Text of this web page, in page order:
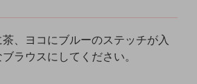
、ヨコにブルーのステッチが入
ラウスにしてください。